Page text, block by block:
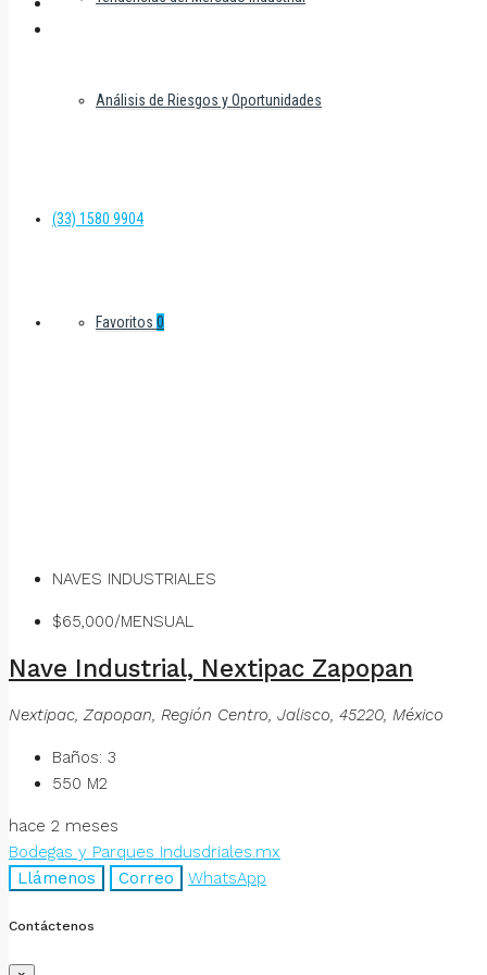
Análisis de Riesgos y Oportunidades
(33) 1580 9904
Favoritos 0
NAVES INDUSTRIALES
$65,000/MENSUAL
Nave Industrial, Nextipac Zapopan
Nextipac, Zapopan, Región Centro, Jalisco, 45220, México
Baños: 3
550 M2
hace 2 meses
Bodegas y Parques Indusdriales.mx
Llámenos
Correo WhatsApp
Contáctenos